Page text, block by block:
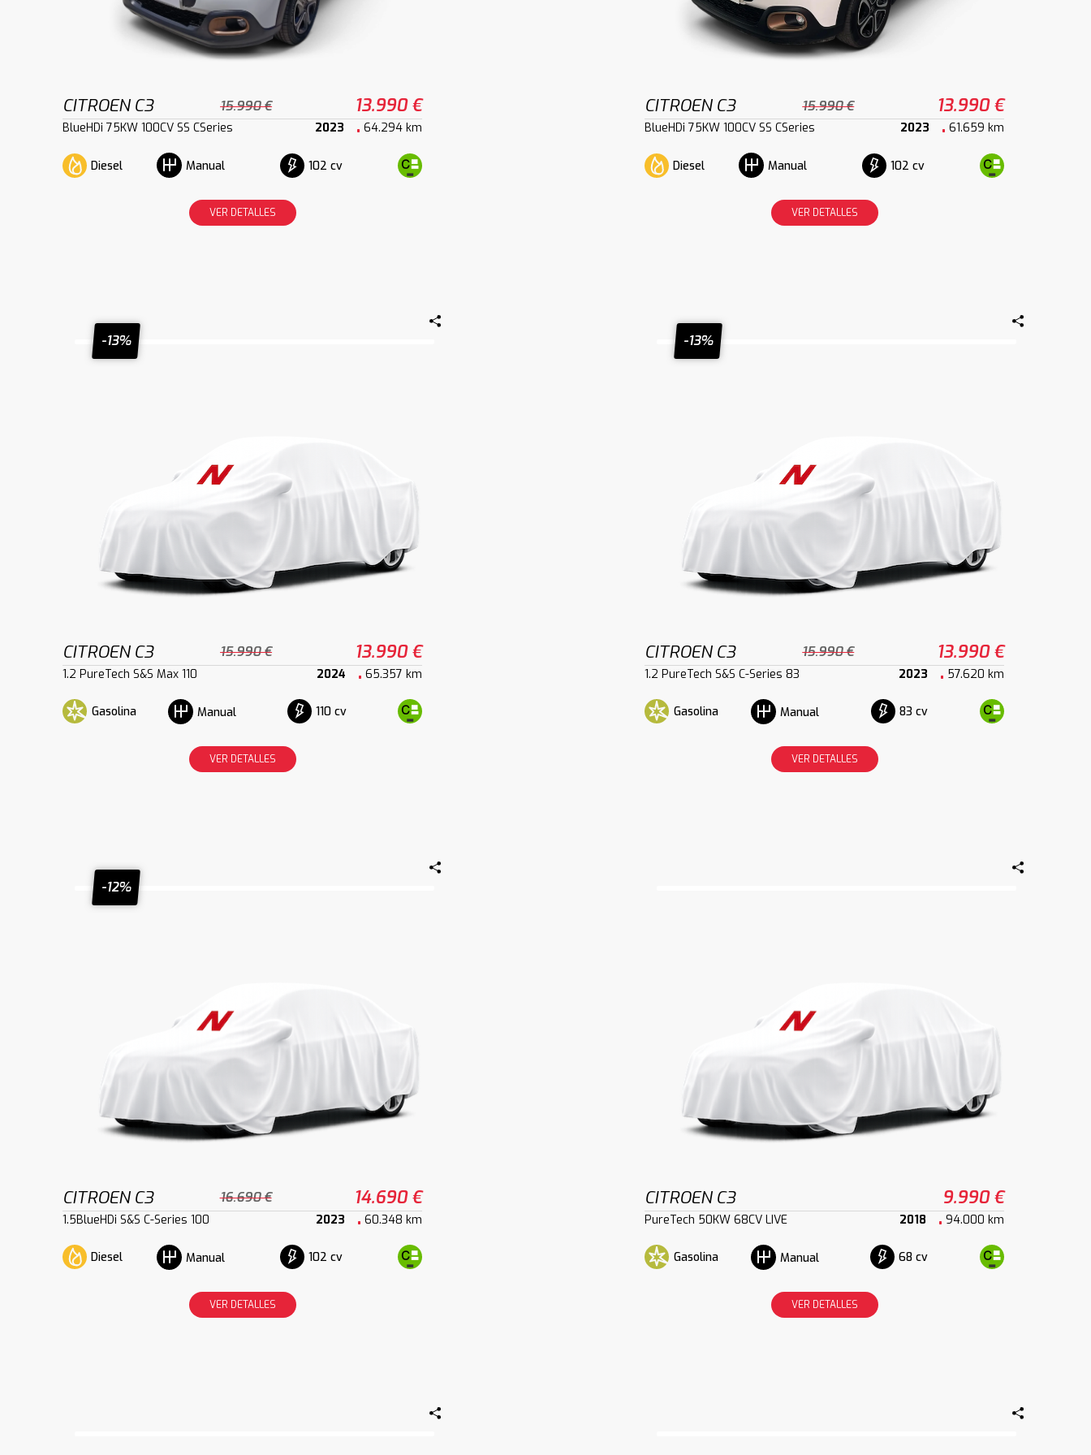
CITROEN C3 15.990 € 13.990 €
BlueHDi 75KW 100CV SS CSeries 2023 64.294 km
Diesel Manual 102 cv
VER DETALLES
CITROEN C3 15.990 € 13.990 €
BlueHDi 75KW 100CV SS CSeries 2023 61.659 km
Diesel Manual 102 cv
VER DETALLES
-13%
CITROEN C3 15.990 € 13.990 €
1.2 PureTech S&S Max 110 2024 65.357 km
Gasolina Manual 110 cv
VER DETALLES
-13%
CITROEN C3 15.990 € 13.990 €
1.2 PureTech S&S C-Series 83 2023 57.620 km
Gasolina Manual 83 cv
VER DETALLES
-12%
CITROEN C3 16.690 € 14.690 €
1.5BlueHDi S&S C-Series 100 2023 60.348 km
Diesel Manual 102 cv
VER DETALLES
CITROEN C3 9.990 €
PureTech 50KW 68CV LIVE 2018 94.000 km
Gasolina Manual 68 cv
VER DETALLES